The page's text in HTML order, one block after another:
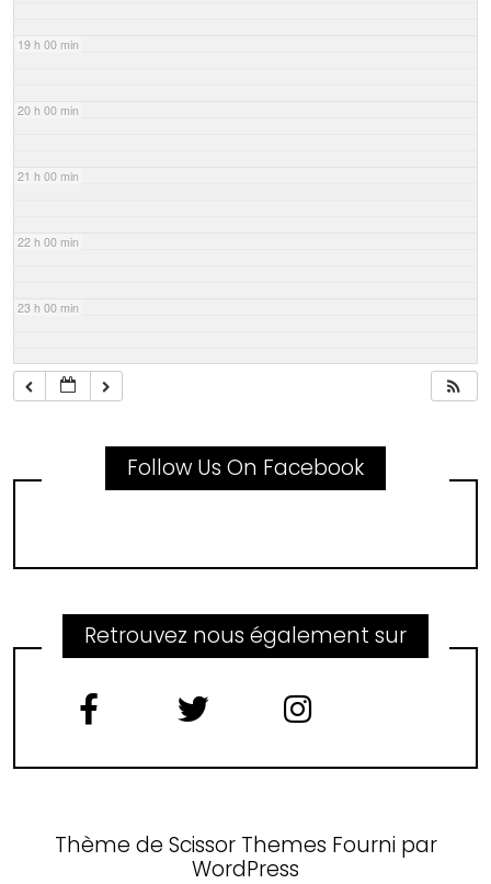
19 h 00 min
20 h 00 min
21 h 00 min
22 h 00 min
23 h 00 min
Follow Us On Facebook
Retrouvez nous également sur
Thème de Scissor Themes Fourni par
WordPress